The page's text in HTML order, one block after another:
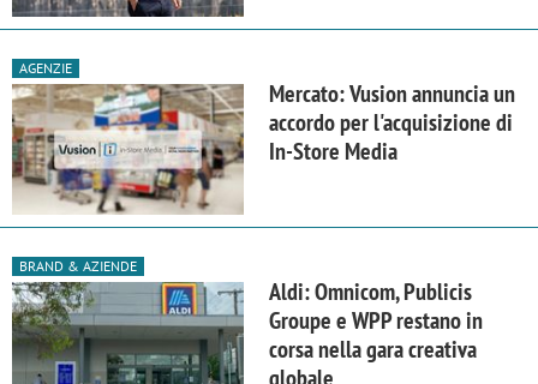
AGENZIE
Mercato: Vusion annuncia un
accordo per l'acquisizione di
In-Store Media
BRAND & AZIENDE
Aldi: Omnicom, Publicis
Groupe e WPP restano in
corsa nella gara creativa